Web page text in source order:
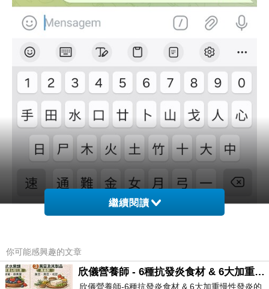
繼續閱讀
你可能感興趣的文章
欣儀營養師 - 6種抗發炎食材 & 6大加重慢性發炎的飲食習慣
欣儀營養師-6種抗發炎食材 & 6大加重慢性發炎的